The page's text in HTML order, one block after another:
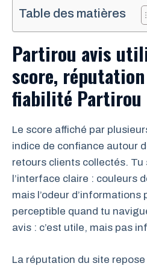
Table des matières
Partirou avis
score,
fiabilité Partirou
Le score affiché par
indice de confiance autour
retours clients collectés. Tu
l’interface claire : couleurs
mais l’odeur
perceptible quand tu
avis : c’est utile, mais pas
La réputation du site